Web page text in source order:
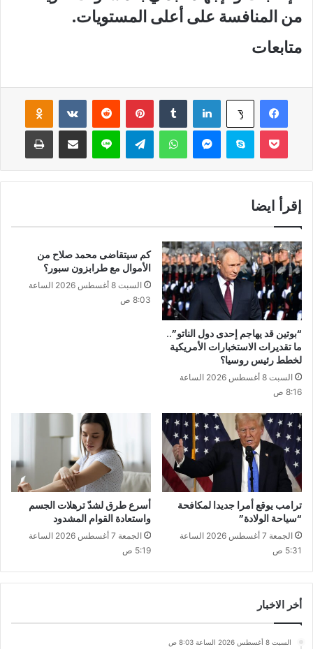
من المنافسة على أعلى المستويات.
متابعات
فيسبوك ‫X لينكدإن بينتيريست
سكايب واتساب لاين
إقرأ ايضا
“بوتين قد يهاجم إحدى دول الناتو”..
ما تقديرات الاستخبارات الأمريكية
لخطط رئيس روسيا؟
السبت 8 أغسطس 2026 الساعة
8:16 ص
كم سيتقاضى محمد صلاح من
الأموال مع طرابزون سبور؟
السبت 8 أغسطس 2026 الساعة
8:03 ص
ترامب يوقع أمرا جديدا لمكافحة
“سياحة الولادة”
الجمعة 7 أغسطس 2026 الساعة
5:31 ص
أسرع طرق لشدّ ترهلات الجسم
واستعادة القوام المشدود
الجمعة 7 أغسطس 2026 الساعة
5:19 ص
أخر الاخبار
السبت 8 أغسطس 2026 الساعة 8:03 ص